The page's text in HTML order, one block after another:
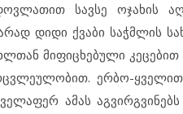
სავსე ოჯახის
დიდი ქვაბი საჭმლის
მიფიცხებული
ერბო-
ამას